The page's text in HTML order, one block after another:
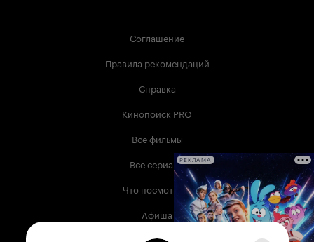
Соглашение
Правила рекомендаций
Справка
Кинопоиск PRO
Все фильмы
Все сериалы
Что посмотреть
Афиша
Музыка
РЕКЛАМА